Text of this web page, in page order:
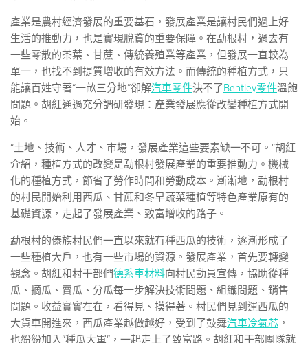
產業是農村經濟發展的重要基石，發展產業是讓村民們過上好
生活的推動力，也是實現脫貧的重要保障。在勐根村，過去有
一些零散的茶葉、甘蔗、傳統養殖業等產業，但發展一直較為
單一，也找不到提質增收的有效方法。而傳統的種植方式，只
能讓百姓守著“一畝三分地”卻解汽車零件決不了Bentley零件溫飽
問題。胡紅通過充分調研發現：產業發展應從改變種植方式開
始。
“土地、技術、人才、市場，發展產業這些要素缺一不可。”胡紅
介紹，種植方式的改變是勐根村發展產業的重要推動力。機械
化的種植方式，節省了勞作時間和勞動成本。漸漸地，勐根村
的村民開始利用西瓜、甘蔗和冬早蔬菜種植等特色產業原有的
基礎資源，走起了發展產業、致富增收的路子。
勐根村的傣族村民們一直以來就有種西瓜的技術，逐漸形成了
一些種植大戶，也有一些市場的資源。發展產業，首先要轉變
觀念。胡紅和村干部們德系車材料向村民動員宣傳，協助從種
瓜、摘瓜、賣瓜、分瓜每一步解決技術問題、組織問題、銷售
問題。收益實實在在，看得見、摸得著。村民們見到運西瓜的
大貨車開進來，西瓜產業越做越好，受到了鼓舞汽車冷氣芯 ，
也紛紛加入“種瓜大軍”，一起走上了致富路。胡紅和干部團隊就